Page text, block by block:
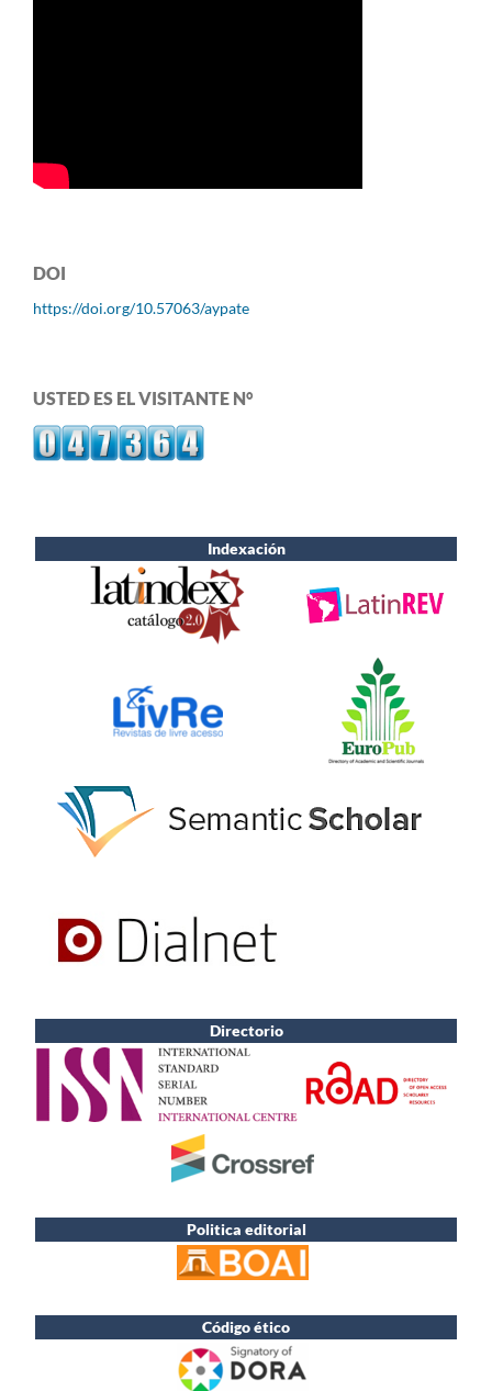
DOI
https://doi.org/10.57063/aypate
USTED ES EL VISITANTE N°
Indexación
Directorio
Politica editorial
Código ético